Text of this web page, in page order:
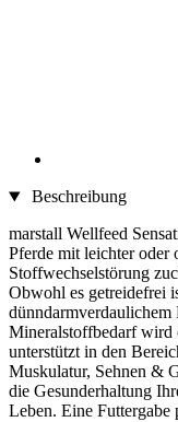
Beschreibung
marstall Wellfeed
Pferde mit leichter oder
Stoffwechselstörung
Obwohl es getreidefrei
Mineralstoffbedarf wird
unterstützt in den
Muskulatur, Sehnen &
die Gesunderhaltung
Leben. Eine Futtergabe